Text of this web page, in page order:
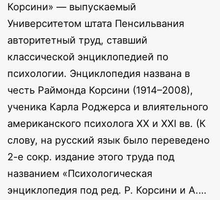
Корсини» — выпускаемый
Университетом штата Пенсильвания
авторитетный труд, ставший
классической энциклопедией по
психологии. Энциклопедия названа в
честь Раймонда Корсини (1914–2008),
ученика Карла Роджерса и влиятельного
американского психолога XX и XXI вв. (К
слову, на русский язык было переведено
2-е сокр. издание этого труда под
названием «Психологическая
энциклопедия под ред. Р. Корсини и А.…